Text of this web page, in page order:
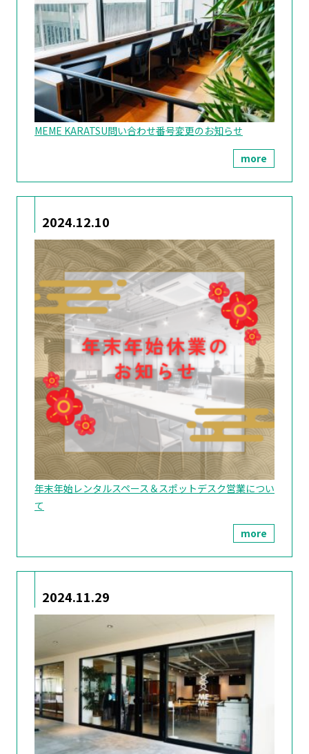
MEME KARATSU問い合わせ番号変更のお知らせ
more
2024.12.10
年末年始レンタルスペース＆スポットデスク営業につい
て
more
2024.11.29